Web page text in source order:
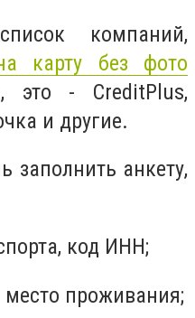
компаний,
карту без фото
это - CreditPlus,
и другие.
анкету,
код ИНН;
проживания;